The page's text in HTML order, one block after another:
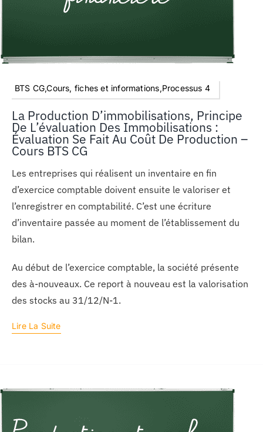
BTS CG,Cours, fiches et informations,Processus 4
La Production D’immobilisations, Principe
De L’évaluation Des Immobilisations :
Évaluation Se Fait Au Coût De Production –
Cours BTS CG
Les entreprises qui réalisent un inventaire en fin
d’exercice comptable doivent ensuite le valoriser et
l’enregistrer en comptabilité. C’est une écriture
d’inventaire passée au moment de l’établissement du
bilan.
Au début de l’exercice comptable, la société présente
des à-nouveaux. Ce report à nouveau est la valorisation
des stocks au 31/12/N-1.
Lire La Suite